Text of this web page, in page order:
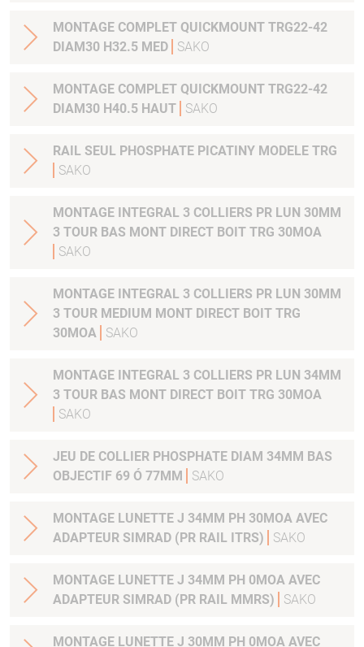
MONTAGE COMPLET QUICKMOUNT TRG22-42
DIAM30 H32.5 MED
SAKO
MONTAGE COMPLET QUICKMOUNT TRG22-42
DIAM30 H40.5 HAUT
SAKO
RAIL SEUL PHOSPHATE PICATINY MODELE TRG
SAKO
MONTAGE INTEGRAL 3 COLLIERS PR LUN 30MM
3 TOUR BAS MONT DIRECT BOIT TRG 30MOA
SAKO
MONTAGE INTEGRAL 3 COLLIERS PR LUN 30MM
3 TOUR MEDIUM MONT DIRECT BOIT TRG
30MOA
SAKO
MONTAGE INTEGRAL 3 COLLIERS PR LUN 34MM
3 TOUR BAS MONT DIRECT BOIT TRG 30MOA
SAKO
JEU DE COLLIER PHOSPHATE DIAM 34MM BAS
OBJECTIF 69 Ó 77MM
SAKO
MONTAGE LUNETTE J 34MM PH 30MOA AVEC
ADAPTEUR SIMRAD (PR RAIL ITRS)
SAKO
MONTAGE LUNETTE J 34MM PH 0MOA AVEC
ADAPTEUR SIMRAD (PR RAIL MMRS)
SAKO
MONTAGE LUNETTE J 30MM PH 0MOA AVEC